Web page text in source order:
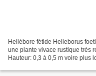
Hellébore fétide Helleborus
une plante vivace rustique très
Hauteur: 0,3 à 0,5 m voire plus